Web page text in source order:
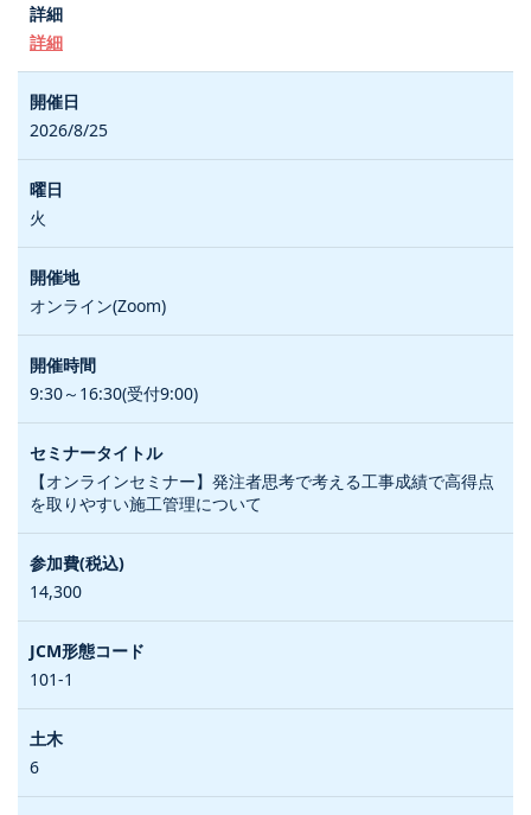
詳細
2026/8/25
火
オンライン(Zoom)
9:30～16:30(受付9:00)
【オンラインセミナー】発注者思考で考える工事成績で高得点
を取りやすい施工管理について
14,300
101-1
6